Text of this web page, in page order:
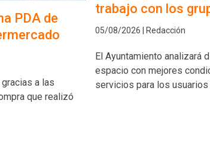
PDA de
a las
que realizó
trabajo con los
05/08/2026 | Redacción
El Ayuntamiento analizará
espacio con mejores
servicios para los